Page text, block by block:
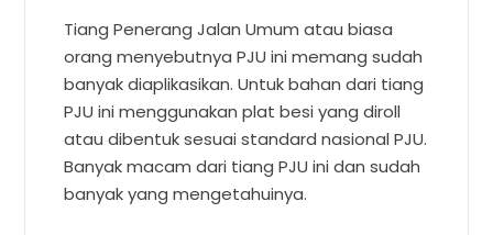
Tiang Penerang Jalan Umum atau biasa
orang menyebutnya PJU ini memang sudah
banyak diaplikasikan. Untuk bahan dari tiang
PJU ini menggunakan plat besi yang diroll
atau dibentuk sesuai standard nasional PJU.
Banyak macam dari tiang PJU ini dan sudah
banyak yang mengetahuinya.